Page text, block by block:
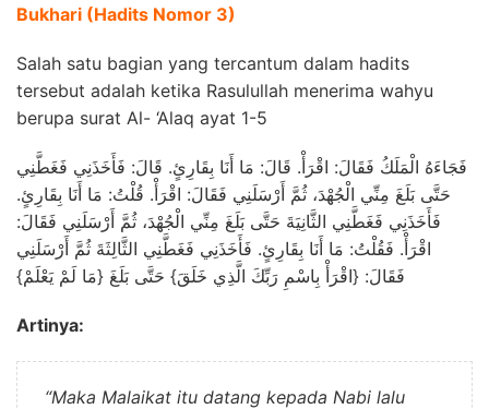
Bukhari (Hadits Nomor 3)
Salah satu bagian yang tercantum dalam hadits
tersebut adalah ketika Rasulullah menerima wahyu
berupa surat Al- ‘Alaq ayat 1-5
فَجَاءَهُ الْمَلَكُ فَقَالَ: اقْرَأْ. قَالَ: مَا أَنَا بِقَارِئٍ. قَالَ: فَأَخَذَنِي فَغَطَّنِي
حَتَّى بَلَغَ مِنِّي الْجُهْدَ، ثُمَّ أَرْسَلَنِي فَقَالَ: اقْرَأْ. قُلْتُ: مَا أَنَا بِقَارِئٍ.
فَأَخَذَنِي فَغَطَّنِي الثَّانِيَةَ حَتَّى بَلَغَ مِنِّي الْجُهْدَ، ثُمَّ أَرْسَلَنِي فَقَالَ:
اقْرَأْ. فَقُلْتُ: مَا أَنَا بِقَارِئٍ. فَأَخَذَنِي فَغَطَّنِي الثَّالِثَةَ ثُمَّ أَرْسَلَنِي
فَقَالَ: {اقْرَأْ بِاسْمِ رَبِّكَ الَّذِي خَلَقَ} حَتَّى بَلَغَ {مَا لَمْ يَعْلَمْ}
Artinya:
“Maka Malaikat itu datang kepada Nabi lalu